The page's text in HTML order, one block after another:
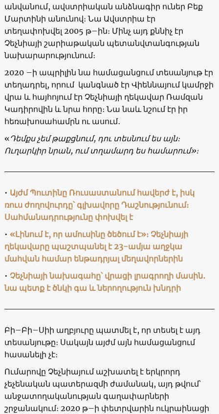
անվանում, ավստրիական անձնագիր ուներ Բեք
Մարտինի անունով։ Նա Ավստրիա էր
տեղափոխվել 2005 թ–ին։ Մինչ այդ քննիչ էր
Չեչնիայի շարիաթական պետանվտանգության
նախարարությունում։
2020 –ի ապրիլին նա համացանցում տեսանյութ էր
տեղադրել, որում կանգնած էր Վիեննայում կամրջի
վրա և հայհոյում էր Չեչնիայի ղեկավար Ռամզան
Կադիրովին և նրա հորը։ Նա նաև նշում էր իր
հեռախոսահամրն ու ասում․
«Դեմքս չեմ թաքցնում, դու տեսնում ես այն։
Ուղարկիր նրան, ում տղամարդ ես համարում»։
• Այժմ Պուտինը Ռուսաստանում հավերժ է, իսկ
ռուս ժողովուրդը՝ գլխավորը Դաշնությունում։
Սահմանադրությունը փոխվել է
• «Լինում է, որ ամուսինը ծեծում է»։ Չեչնիայի
ղեկավարը պաշտպանել է 23-ամյա աղջկա
մահվան համար ենթադրյալ մեղավորներին
• Չեչնիայի նախագահը՝ վրացի լրագրողի մասին․
նա պետք է ծնկի գա և ներողություն խնդրի
Բի–Բի–Սիի աղբյուրը պատմել է, որ տեսել է այդ
տեսանյութը։ Սակայն այժմ այն համացանցում
հասանելի չէ։
Ումարովը Չեչնիայում աշխատել է երկրորդ
չեչենական պատերազմի ժամանակ, այդ թվում՝
անջատողականության գաղափարների
շրջանակում։ 2020 թ–ի փետրվարին ուկրաինացի